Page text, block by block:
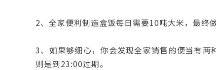
2、全家便利制造盒饭每日需要10吨大米，最终
3、如果够细心，你会发现全家销售的便当有
则是到23:00过期。